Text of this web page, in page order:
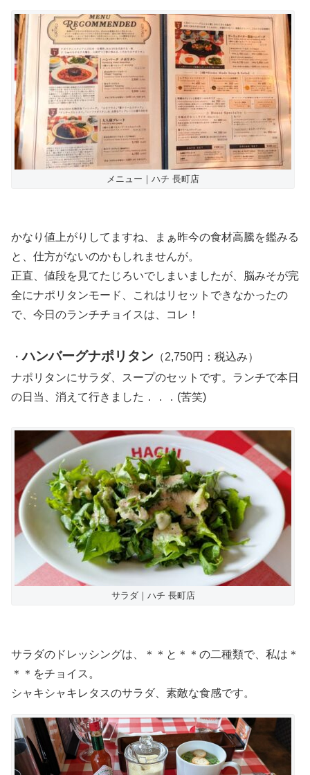
メニュー｜ハチ 長町店
かなり値上がりしてますね、まぁ昨今の食材高騰を鑑みる
と、仕方がないのかもしれませんが。
正直、値段を見てたじろいでしまいましたが、脳みそが完
全にナポリタンモード、これはリセットできなかったの
で、今日のランチチョイスは、コレ！
・ハンバーグナポリタン （2,750円：税込み）
ナポリタンにサラダ、スープのセットです。ランチで本日
の日当、消えて行きました．．．(苦笑)
サラダ｜ハチ 長町店
サラダのドレッシングは、＊＊と＊＊の二種類で、私は＊
＊＊をチョイス。
シャキシャキレタスのサラダ、素敵な食感です。